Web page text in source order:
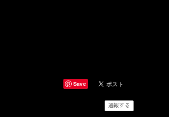
Save
通報する